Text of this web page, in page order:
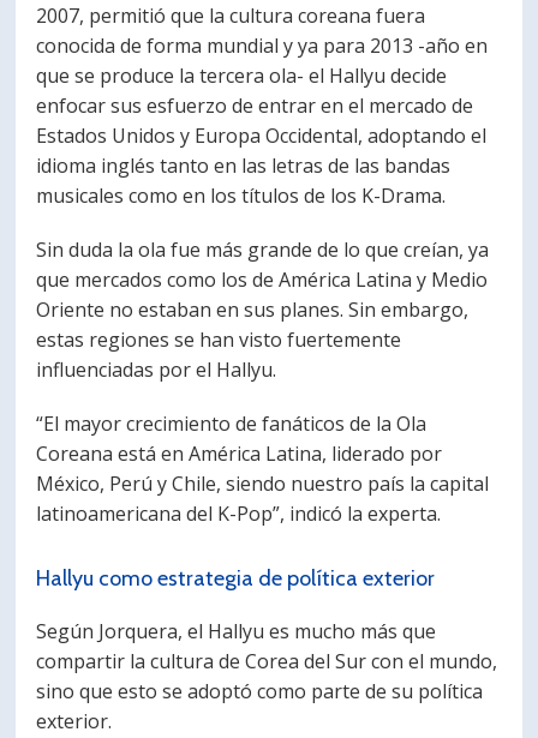
2007, permitió que la cultura coreana fuera
conocida de forma mundial y ya para 2013 -año en
que se produce la tercera ola- el Hallyu decide
enfocar sus esfuerzo de entrar en el mercado de
Estados Unidos y Europa Occidental, adoptando el
idioma inglés tanto en las letras de las bandas
musicales como en los títulos de los K-Drama.
Sin duda la ola fue más grande de lo que creían, ya
que mercados como los de América Latina y Medio
Oriente no estaban en sus planes. Sin embargo,
estas regiones se han visto fuertemente
influenciadas por el Hallyu.
“El mayor crecimiento de fanáticos de la Ola
Coreana está en América Latina, liderado por
México, Perú y Chile, siendo nuestro país la capital
latinoamericana del K-Pop”, indicó la experta.
Hallyu como estrategia de política exterior
Según Jorquera, el Hallyu es mucho más que
compartir la cultura de Corea del Sur con el mundo,
sino que esto se adoptó como parte de su política
exterior.